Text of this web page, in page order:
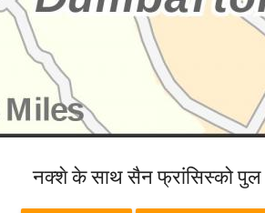
नक्शे के साथ सैन फ्रांसिस्को पुल